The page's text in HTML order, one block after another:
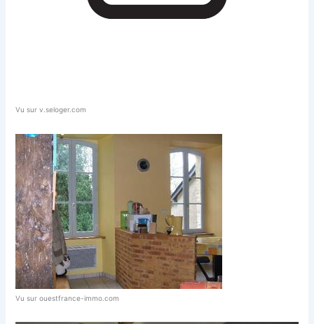
Vu sur v.seloger.com
Vu sur ouestfrance-immo.com